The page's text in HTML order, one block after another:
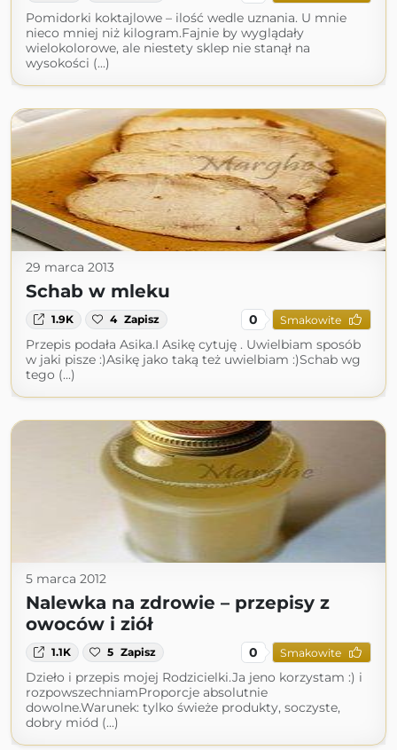
Pomidorki koktajlowe – ilość wedle uznania. U mnie
nieco mniej niż kilogram.Fajnie by wyglądały
wielokolorowe, ale niestety sklep nie stanął na
wysokości (...)
29 marca 2013
Schab w mleku
1.9K 4 Zapisz 0 Smakowite
Przepis podała Asika.I Asikę cytuję . Uwielbiam sposób
w jaki pisze :)Asikę jako taką też uwielbiam :)Schab wg
tego (...)
5 marca 2012
Nalewka na zdrowie – przepisy z
owoców i ziół
1.1K 5 Zapisz 0 Smakowite
Dzieło i przepis mojej Rodzicielki.Ja jeno korzystam :) i
rozpowszechniamProporcje absolutnie
dowolne.Warunek: tylko świeże produkty, soczyste,
dobry miód (...)